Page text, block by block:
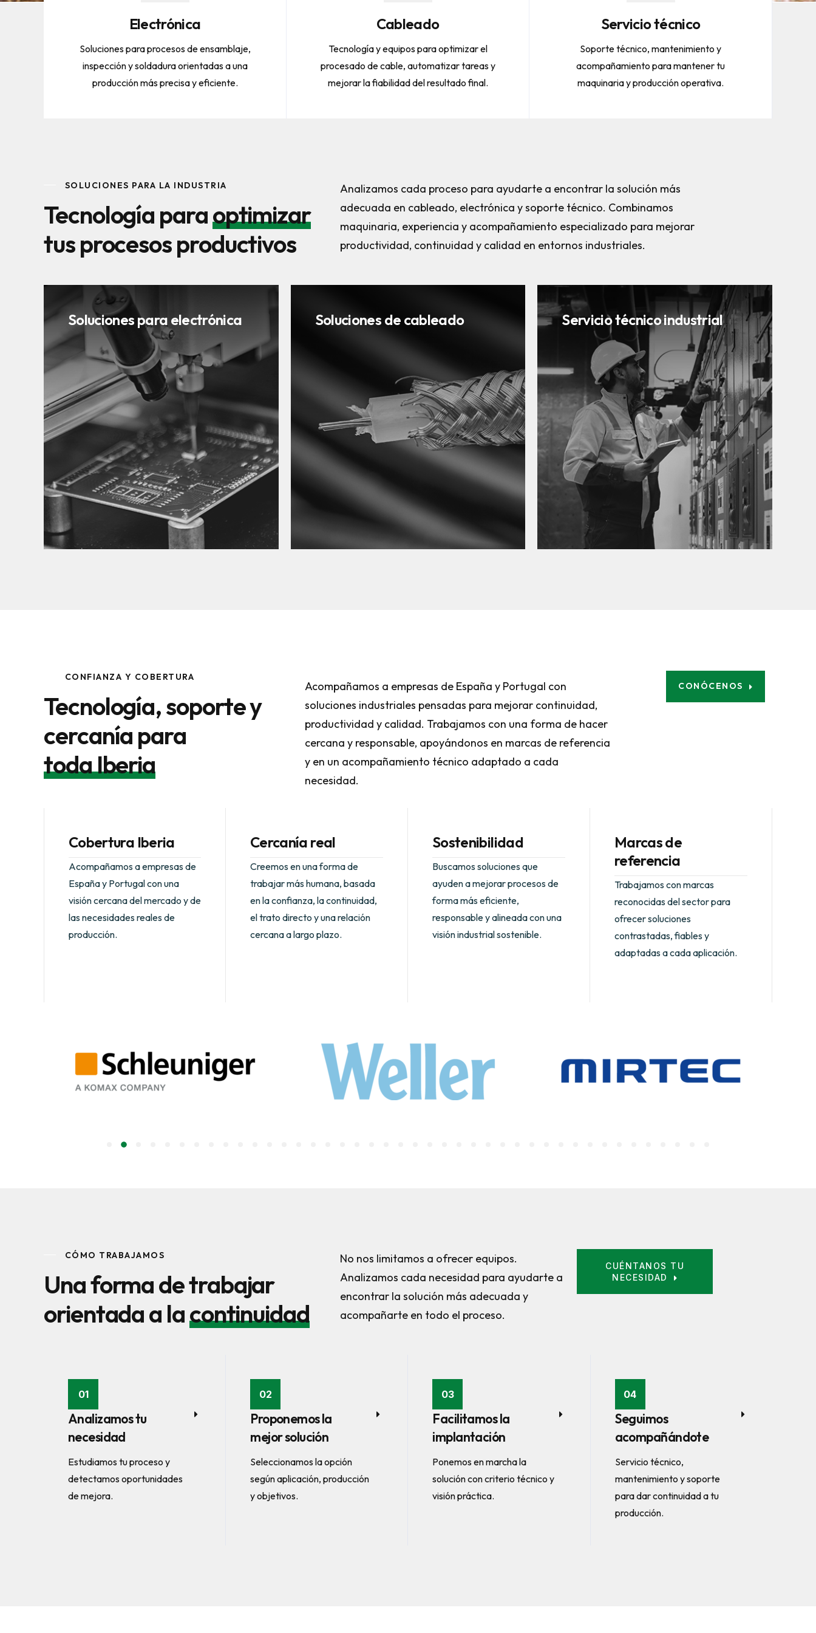
Electrónica
Soluciones para procesos de ensamblaje,
inspección y soldadura orientadas a una
producción más precisa y eficiente.
Cableado
Tecnología y equipos para optimizar el
procesado de cable, automatizar tareas y
mejorar la fiabilidad del resultado final.
Servicio técnico
Soporte técnico, mantenimiento y
acompañamiento para mantener tu
maquinaria y producción operativa.
SOLUCIONES PARA LA INDUSTRIA
Tecnología paraoptimizar
tus procesos productivos
Analizamos cada proceso para ayudarte a encontrar la solución más
adecuada en cableado, electrónica y soporte técnico. Combinamos
maquinaria, experiencia y acompañamiento especializado para mejorar
productividad, continuidad y calidad en entornos industriales.
Soluciones para electrónica Soluciones de cableado Servicio técnico industrial
CONFIANZA Y COBERTURA
Tecnología, soporte y
cercanía para
toda Iberia
Acompañamos a empresas de España y Portugal con
soluciones industriales pensadas para mejorar continuidad,
productividad y calidad. Trabajamos con una forma de hacer
cercana y responsable, apoyándonos en marcas de referencia
y en un acompañamiento técnico adaptado a cada
necesidad.
CONÓCENOS
Cobertura Iberia
Acompañamos a empresas de
España y Portugal con una
visión cercana del mercado y de
las necesidades reales de
producción.
Cercanía real
Creemos en una forma de
trabajar más humana, basada
en la confianza, la continuidad,
el trato directo y una relación
cercana a largo plazo.
Sostenibilidad
Buscamos soluciones que
ayuden a mejorar procesos de
forma más eficiente,
responsable y alineada con una
visión industrial sostenible.
Marcas de
referencia
Trabajamos con marcas
reconocidas del sector para
ofrecer soluciones
contrastadas, fiables y
adaptadas a cada aplicación.
CÓMO TRABAJAMOS
Una forma de trabajar
orientada a lacontinuidad
No nos limitamos a ofrecer equipos.
Analizamos cada necesidad para ayudarte a
encontrar la solución más adecuada y
acompañarte en todo el proceso.
CUÉNTANOS TU
NECESIDAD
01
Analizamos tu
necesidad
Estudiamos tu proceso y
detectamos oportunidades
de mejora.
02
Proponemos la
mejor solución
Seleccionamos la opción
según aplicación, producción
y objetivos.
03
Facilitamos la
implantación
Ponemos en marcha la
solución con criterio técnico y
visión práctica.
04
Seguimos
acompañándote
Servicio técnico,
mantenimiento y soporte
para dar continuidad a tu
producción.